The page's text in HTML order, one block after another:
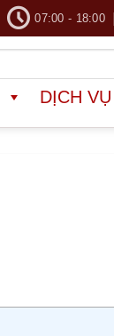
07:00 - 18:00
DỊCH